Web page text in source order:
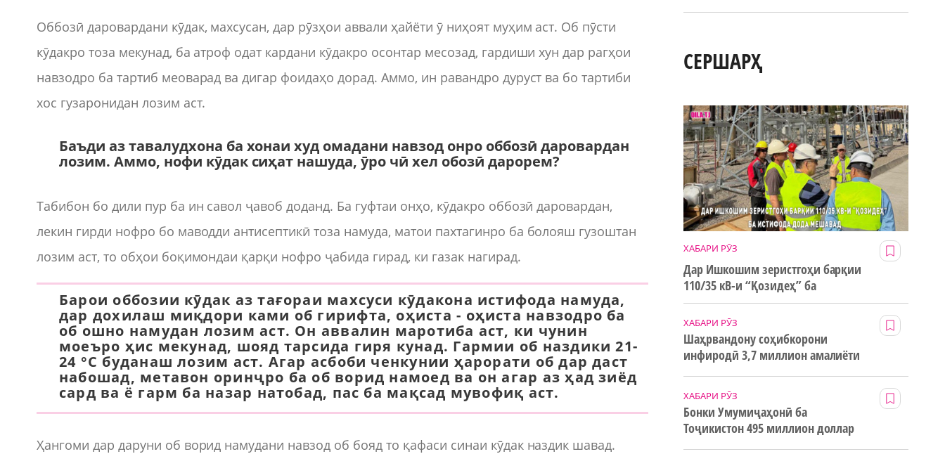
Оббозӣ даровардани кӯдак, махсусан, дар рӯзҳои аввали ҳайёти ӯ ниҳоят муҳим аст. Об пӯсти
кӯдакро тоза мекунад, ба атроф одат кардани кӯдакро осонтар месозад, гардиши хун дар рагҳои
навзодро ба тартиб меоварад ва дигар фоидаҳо дорад. Аммо, ин равандро дуруст ва бо тартиби
хос гузаронидан лозим аст.
Баъди аз тавалудхона ба хонаи худ омадани навзод онро оббозӣ даровардан
лозим. Аммо, нофи кӯдак сиҳат нашуда, ӯро чӣ хел обозӣ дарорем?
Табибон бо дили пур ба ин савол ҷавоб доданд. Ба гуфтаи онҳо, кӯдакро оббозӣ даровардан,
лекин гирди нофро бо маводди антисептикӣ тоза намуда, матои пахтагинро ба болояш гузоштан
лозим аст, то обҳои боқимондаи қарқи нофро ҷабида гирад, ки газак нагирад.
Барои оббозии кӯдак аз тағораи махсуси кӯдакона истифода намуда,
дар дохилаш миқдори ками об гирифта, оҳиста - оҳиста навзодро ба
об ошно намудан лозим аст. Он аввалин маротиба аст, ки чунин
моеъро ҳис мекунад, шояд тарсида гиря кунад. Гармии об наздики 21-
24 °С буданаш лозим аст. Агар асбоби ченкунии ҳарорати об дар даст
набошад, метавон оринҷро ба об ворид намоед ва он агар аз ҳад зиёд
сард ва ё гарм ба назар натобад, пас ба мақсад мувофиқ аст.
Ҳангоми дар даруни об ворид намудани навзод об бояд то қафаси синаи кӯдак наздик шавад.
СЕРШАРҲ
ХАБАРИ РӮЗ
Дар Ишкошим зеристгоҳи барқии
110/35 кВ-и “Қозидеҳ” ба
истифода дода мешавад
ХАБАРИ РӮЗ
Шаҳрвандону соҳибкорони
инфиродӣ 3,7 миллион амалиёти
ХАБАРИ РӮЗ
Бонки Умумиҷаҳонӣ ба
Тоҷикистон 495 миллион доллар